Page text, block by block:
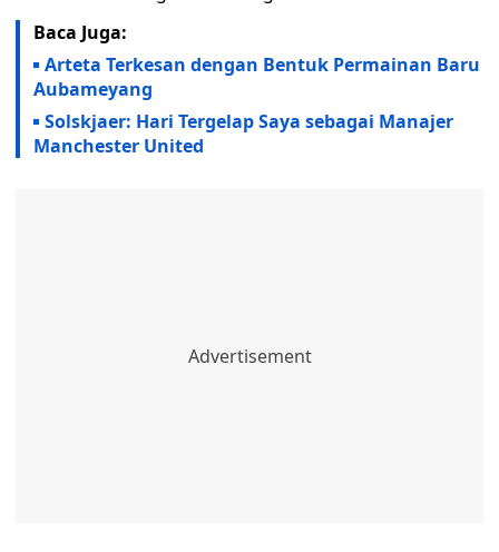
Baca Juga:
Arteta Terkesan dengan Bentuk Permainan Baru
Aubameyang
Solskjaer: Hari Tergelap Saya sebagai Manajer
Manchester United